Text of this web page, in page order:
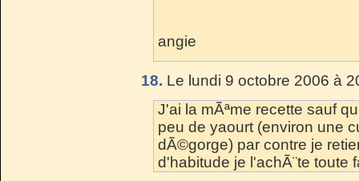
angie
18. Le lundi 9 octobre 2006 à
J'ai la mÃªme recette sauf
peu de yaourt (environ une
dÃ©gorge) par contre je
d'habitude je l'achÃ¨te toute